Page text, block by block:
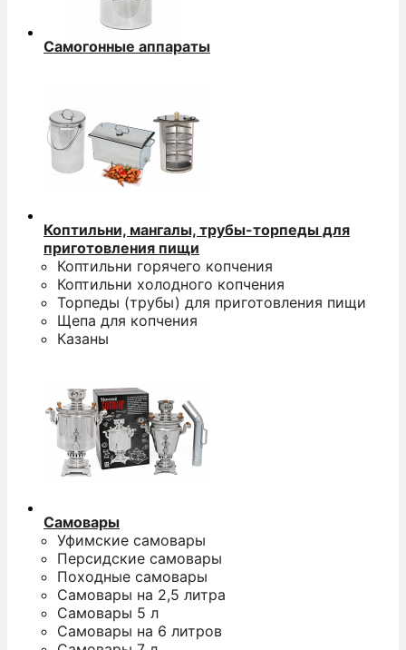
Самогонные аппараты
Коптильни, мангалы, трубы-торпеды для
приготовления пищи
Коптильни горячего копчения
Коптильни холодного копчения
Торпеды (трубы) для приготовления пищи
Щепа для копчения
Казаны
Самовары
Уфимские самовары
Персидские самовары
Походные самовары
Самовары на 2,5 литра
Самовары 5 л
Самовары на 6 литров